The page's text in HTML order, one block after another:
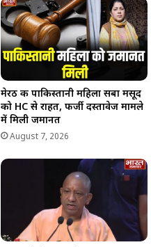
मेरठ की पाकिस्तानी महिला सबा मसूद
को HC से राहत, फर्जी दस्तावेज मामले
में मिली जमानत
August 7, 2026